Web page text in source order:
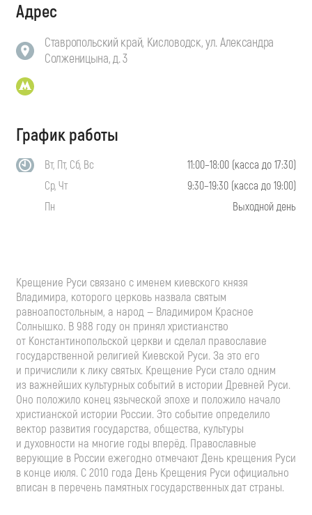
Адрес
Ставропольский край, Кисловодск, ул. Александра
Солженицына, д. 3
График работы
Вт, Пт, Сб, Вс
11:00–18:00 (касса до 17:30)
Ср, Чт
9:30–19:30 (касса до 19:00)
Пн
Выходной день
Крещение Руси связано с именем киевского князя
Владимира, которого церковь назвала святым
равноапостольным, а народ — Владимиром Красное
Солнышко. В 988 году он принял христианство
от Константинопольской церкви и сделал православие
государственной религией Киевской Руси. За это его
и причислили к лику святых. Крещение Руси стало одним
из важнейших культурных событий в истории Древней Руси.
Оно положило конец языческой эпохе и положило начало
христианской истории России. Это событие определило
вектор развития государства, общества, культуры
и духовности на многие годы вперёд. Православные
верующие в России ежегодно отмечают День крещения Руси
в конце июля. С 2010 года День Крещения Руси официально
вписан в перечень памятных государственных дат страны.